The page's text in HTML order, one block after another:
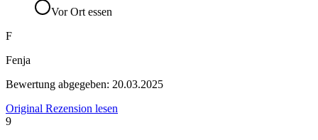
Vor Ort essen
F
Fenja
Bewertung abgegeben: 20.03.2025
Original Rezension lesen
9